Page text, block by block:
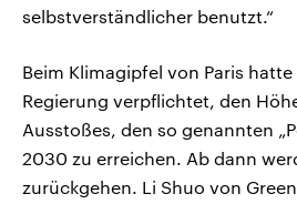
selbstverständlicher benutzt.“
Beim Klimagipfel von Paris
Regierung verpflichtet, den
Ausstoßes, den so genannten
2030 zu erreichen. Ab dann
zurückgehen. Li Shuo von